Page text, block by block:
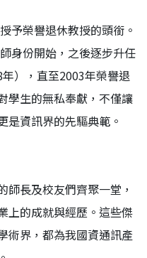
予榮譽退休教授的頭銜。
身份開始，之後逐步升任
），直至2003年榮譽退
學生的無私奉獻，不僅讓
是資訊界的先驅典範。
長及校友們齊聚一堂，
上的成就與經歷。這些傑
術界，都為我國資通訊產